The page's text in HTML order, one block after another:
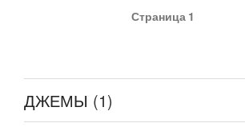
Страница 1
ДЖЕМЫ (1)